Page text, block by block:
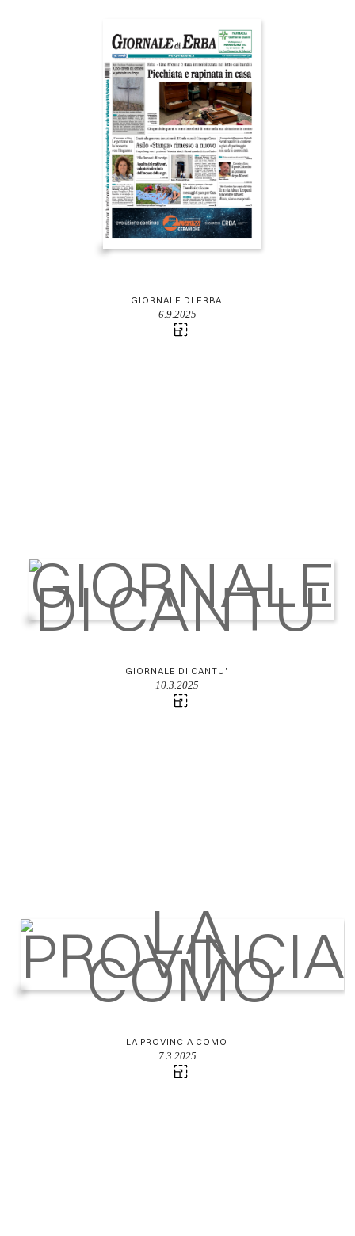
GIORNALE DI ERBA
6.9.2025
GIORNALE DI CANTU'
10.3.2025
LA PROVINCIA COMO
7.3.2025